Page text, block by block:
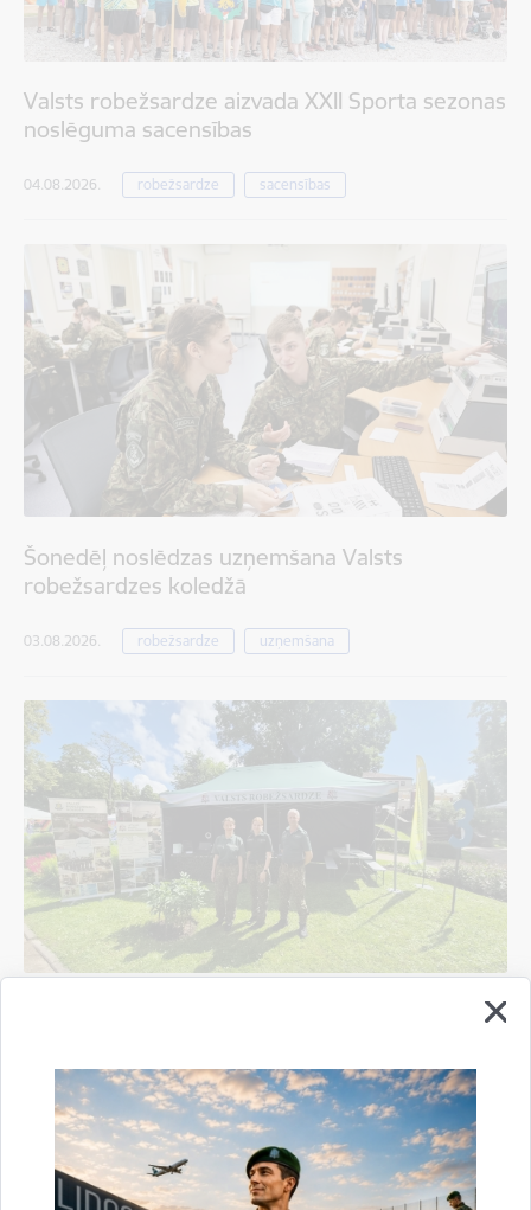
Valsts robežsardze aizvada XXII Sporta sezonas
noslēguma sacensības
04.08.2026. robežsardze sacensības
Šonedēļ noslēdzas uzņemšana Valsts
robežsardzes koledžā
03.08.2026. robežsardze uzņemšana
pārvaldi piedalījās vērienīgākajā Sarunu
festivālā "LAMPA"
14.07.2026. pasākums robežsardze